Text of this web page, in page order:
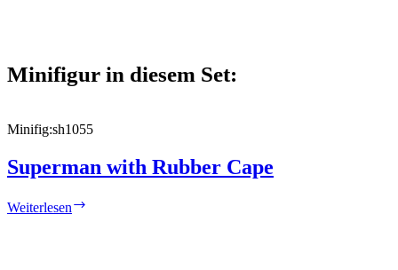
Minifigur in diesem Set:
Minifig:sh1055
Superman with Rubber Cape
Weiterlesen